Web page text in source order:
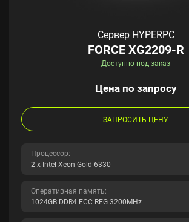
Сервер HYPERPC
FORCE XG2209-R
Доступно под заказ
Цена по запросу
ЗАПРОСИТЬ ЦЕНУ
Процессор:
2 x Intel Xeon Gold 6330
Оперативная память:
1024GB DDR4 ECC REG 3200MHz